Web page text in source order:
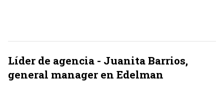
Líder de agencia - Juanita Barrios,
general manager en Edelman